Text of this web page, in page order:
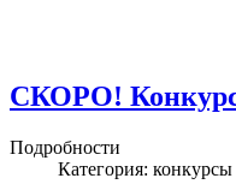
СКОРО! Конкурс
Подробности
Категория: конкурсы